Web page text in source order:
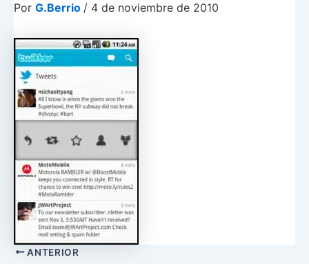
Por G.Berrio / 4 de noviembre de 2010
ANTERIOR